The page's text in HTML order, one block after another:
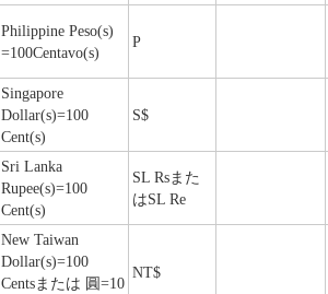
Philippine Peso(s)
=100Centavo(s)
P
Singapore
Dollar(s)=100
Cent(s)
S$
Sri Lanka
Rupee(s)=100
Cent(s)
SL Rsまた
はSL Re
New Taiwan
Dollar(s)=100
Centsまたは 圓=10
NT$